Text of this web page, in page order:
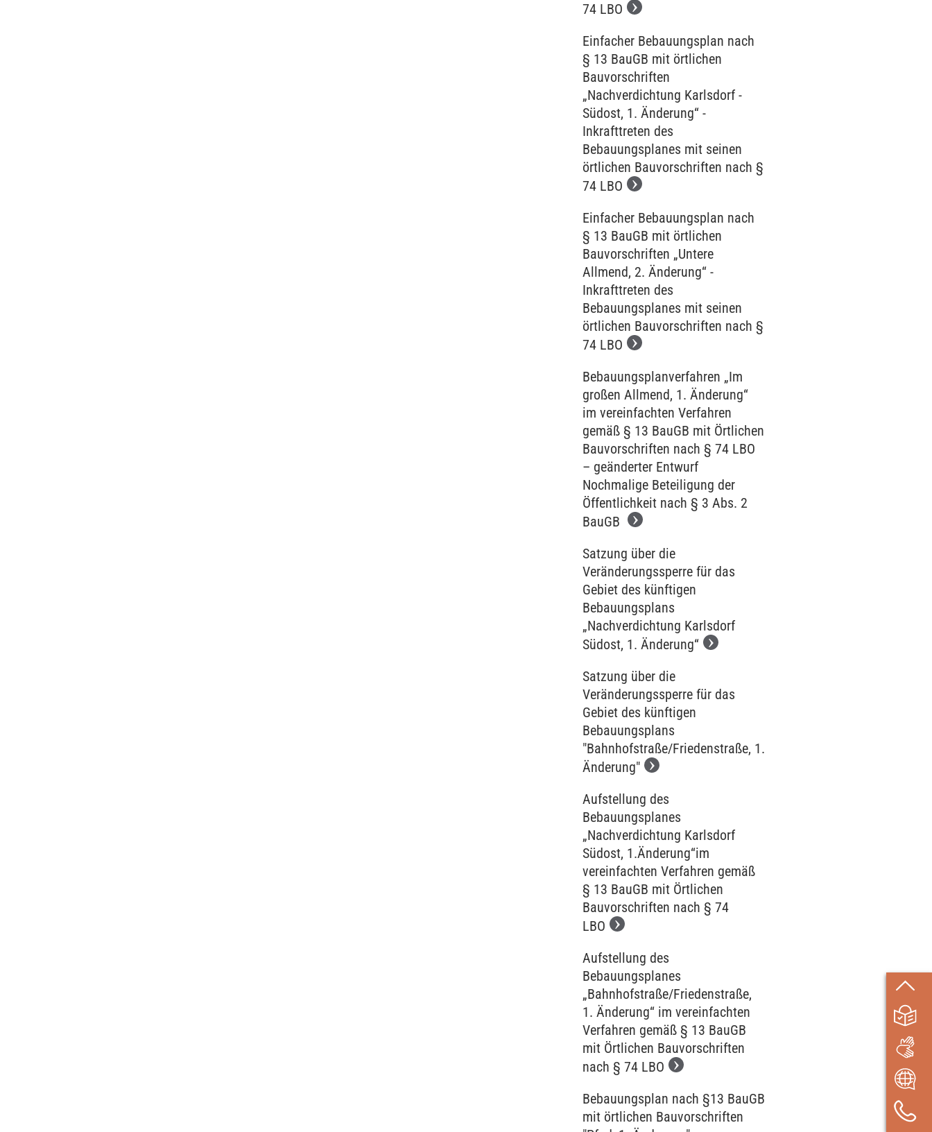
74 LBO
Einfacher Bebauungsplan nach
§ 13 BauGB mit örtlichen
Bauvorschriften
„Nachverdichtung Karlsdorf -
Südost, 1. Änderung“ -
Inkrafttreten des
Bebauungsplanes mit seinen
örtlichen Bauvorschriften nach §
74 LBO
Einfacher Bebauungsplan nach
§ 13 BauGB mit örtlichen
Bauvorschriften „Untere
Allmend, 2. Änderung“ -
Inkrafttreten des
Bebauungsplanes mit seinen
örtlichen Bauvorschriften nach §
74 LBO
Bebauungsplanverfahren „Im
großen Allmend, 1. Änderung“
im vereinfachten Verfahren
gemäß § 13 BauGB mit Örtlichen
Bauvorschriften nach § 74 LBO
– geänderter Entwurf
Nochmalige Beteiligung der
Öffentlichkeit nach § 3 Abs. 2
BauGB
Satzung über die
Veränderungssperre für das
Gebiet des künftigen
Bebauungsplans
„Nachverdichtung Karlsdorf
Südost, 1. Änderung“
Satzung über die
Veränderungssperre für das
Gebiet des künftigen
Bebauungsplans
"Bahnhofstraße/Friedenstraße, 1.
Änderung"
Aufstellung des
Bebauungsplanes
„Nachverdichtung Karlsdorf
Südost, 1.Änderung“im
vereinfachten Verfahren gemäß
§ 13 BauGB mit Örtlichen
Bauvorschriften nach § 74
LBO
Aufstellung des
Bebauungsplanes
„Bahnhofstraße/Friedenstraße,
1. Änderung“ im vereinfachten
Verfahren gemäß § 13 BauGB
mit Örtlichen Bauvorschriften
nach § 74 LBO
Bebauungsplan nach §13 BauGB
mit örtlichen Bauvorschriften